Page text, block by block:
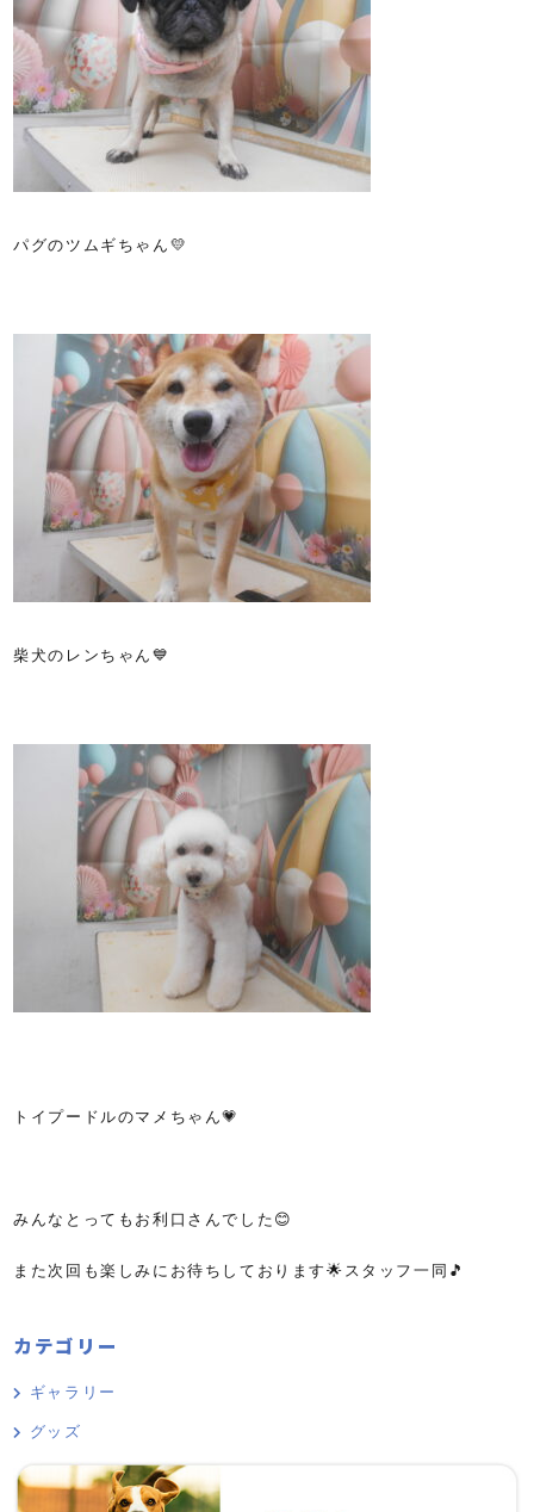
パグのツムギちゃん💛
柴犬のレンちゃん💙
トイプードルのマメちゃん💗
みんなとってもお利口さんでした😊
また次回も楽しみにお待ちしております🌟スタッフ一同🎵
カテゴリー
ギャラリー
グッズ